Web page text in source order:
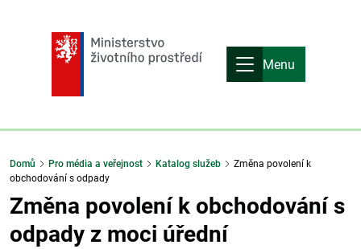
Menu
Domů Pro média a veřejnost Katalog služeb
Změna povolení k
obchodování s odpady
Změna povolení k obchodování s
odpady z moci úřední